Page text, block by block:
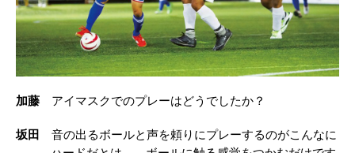
加藤 アイマスクでのプレーはどうでしたか？
坂田
音の出るボールと声を頼りにプレーするのがこんなに